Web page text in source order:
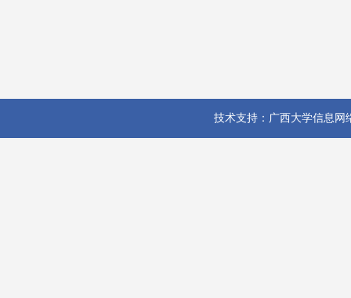
技术支持：广西大学信息网